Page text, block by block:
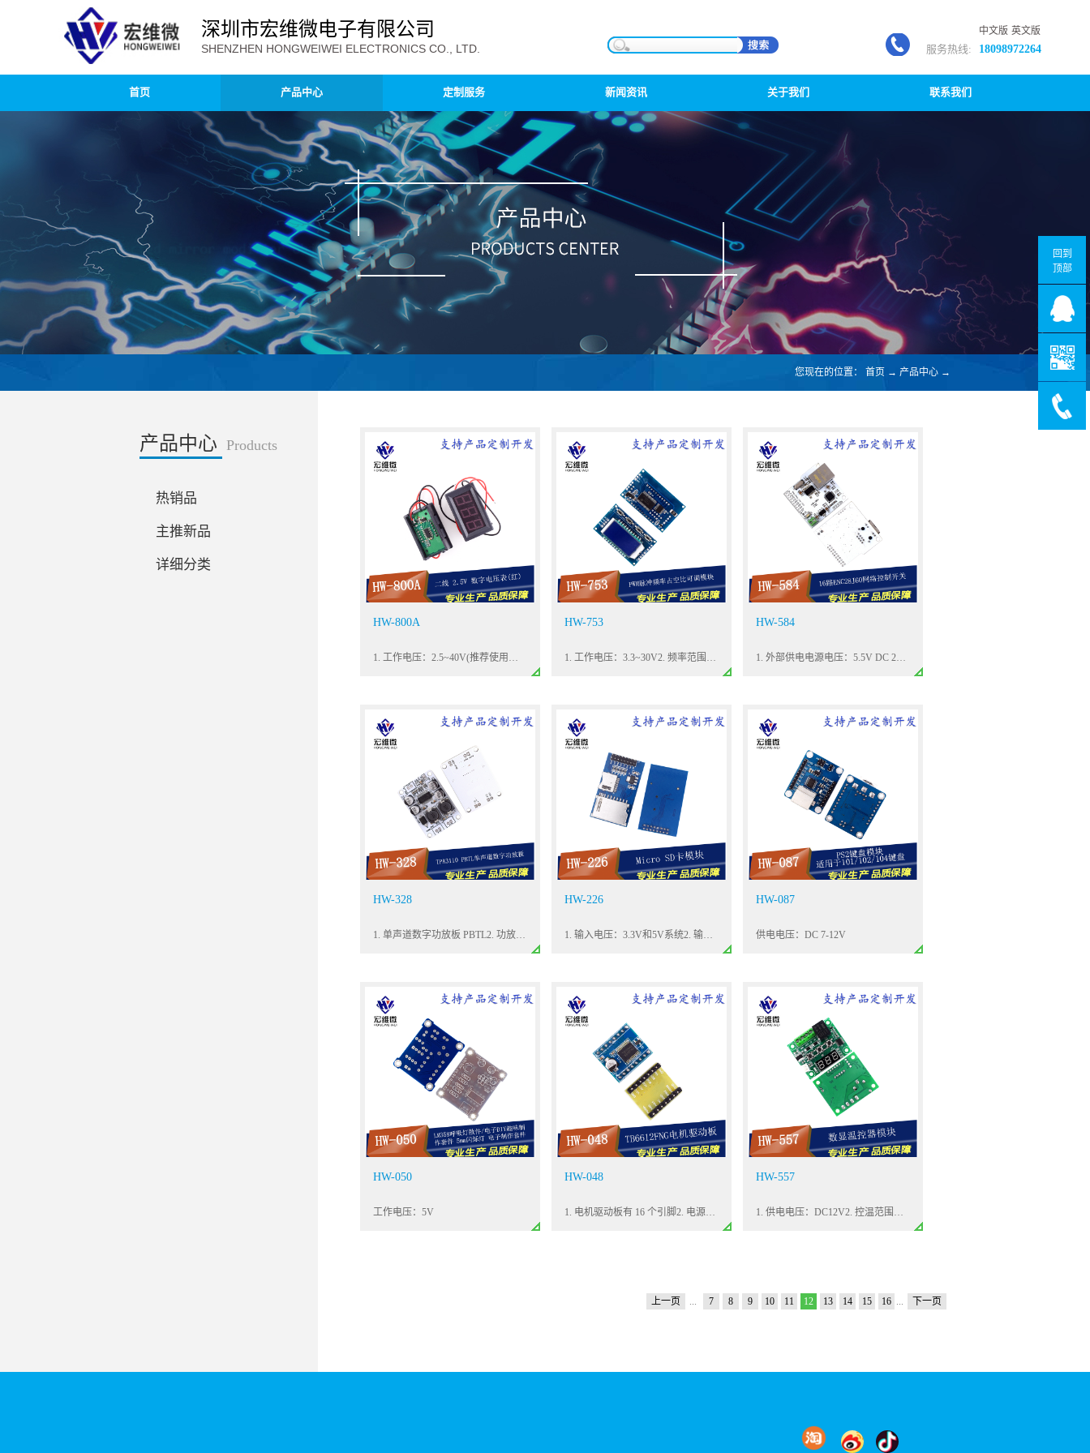
深圳市宏维微电子有限公司
SHENZHEN HONGWEIWEI ELECTRONICS CO., LTD. 服务热线: 18098972264
中文版 英文版
首页 产品中心 定制服务 新闻资讯 关于我们 联系我们
产品中心 Products
热销品
主推新品
详细分类
您现在的位置： 首页 → 产品中心 →
HW-800A
1. 工作电压：2.5~40V(推荐使用电压范围 DC4~30V)2. 工作电流：3. 显示方式：0.56 'LED，红色
HW-753
1. 工作电压：3.3~30V2. 频率范围：1Hz~150KHz；(可以设置到0Hz,代表输出低电平)3. 频率精度：在每个范围上的精度是2%左右4. 信号负载能力：输出电流可在3.3~30ma左右5. 输出幅度：PWM幅值与供电电压相等6. 环境温度：-20~+70℃
HW-584
1. 外部供电电源电压：5.5V DC 2A Max2. 带负载时最大功率：5W3. 继电器的最大寿命：100万次4. 工作温度：-30~85℃
HW-328
1. 单声道数字功放板 PBTL2. 功放芯片：TPA31103. 工作电压：8~26VDC4. 输出功率：1X30W(单声道，要求立体声要两个）5. 推荐音箱阻抗：8欧姆（4欧姆 6欧姆也可以用）
HW-226
1. 输入电压：3.3V和5V系统2. 输入电流：0.2mA~200mA
HW-087
供电电压：DC 7-12V
HW-050
工作电压：5V
HW-048
1. 电机驱动板有 16 个引脚2. 电源供电（VCC）： 5V3. 电机驱动电压 （VM）： 5V ~ 13.5V
HW-557
1. 供电电压：DC12V2. 控温范围：-50℃~110℃3. 控温精度：0.1℃
上一页 ... 7 8 9 10 11 12 13 14 15 16 ... 下一页
回到
顶部